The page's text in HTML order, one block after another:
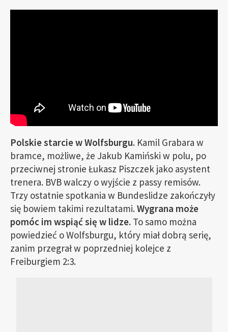
Polskie starcie w Wolfsburgu. Kamil Grabara w
bramce, możliwe, że Jakub Kamiński w polu, po
przeciwnej stronie Łukasz Piszczek jako asystent
trenera. BVB walczy o wyjście z passy remisów.
Trzy ostatnie spotkania w Bundeslidze zakończyły
się bowiem takimi rezultatami. Wygrana może
pomóc im wspiąć się w lidze. To samo można
powiedzieć o Wolfsburgu, który miał dobrą serię,
zanim przegrał w poprzedniej kolejce z
Freiburgiem 2:3.